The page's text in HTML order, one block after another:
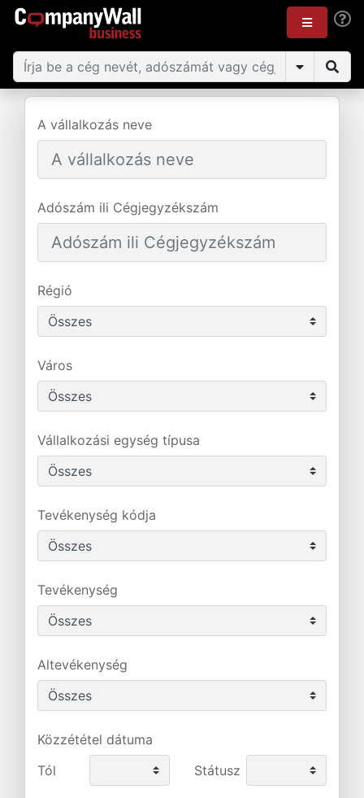
A vállalkozás neve
Adószám ili Cégjegyzékszám
Régió
Város
Vállalkozási egység típusa
Tevékenység kódja
Tevékenység
Altevékenység
Közzététel dátuma
Tól
Státusz